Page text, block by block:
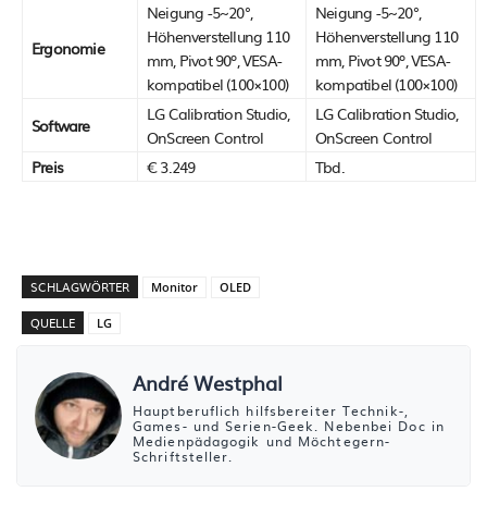
Ergonomie
Neigung -5~20°,
Höhenverstellung 110
mm, Pivot 90º, VESA-
kompatibel (100×100)
Neigung -5~20°,
Höhenverstellung 110
mm, Pivot 90º, VESA-
kompatibel (100×100)
Software
LG Calibration Studio,
OnScreen Control
LG Calibration Studio,
OnScreen Control
Preis
€ 3.249 Tbd.
SCHLAGWÖRTER Monitor OLED
QUELLE LG
André Westphal
Hauptberuflich hilfsbereiter Technik-,
Games- und Serien-Geek. Nebenbei Doc in
Medienpädagogik und Möchtegern-
Schriftsteller.